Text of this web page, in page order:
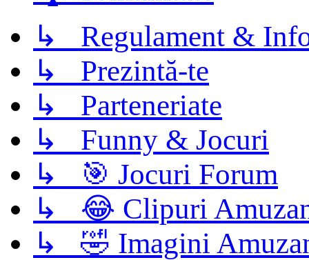
↳ Regulament &
↳ Prezintă-te
↳ Parteneriate
↳ Funny & Jocuri
↳ 🎯 Jocuri Forum
↳ 😂 Clipuri
↳ 🤣 Imagini